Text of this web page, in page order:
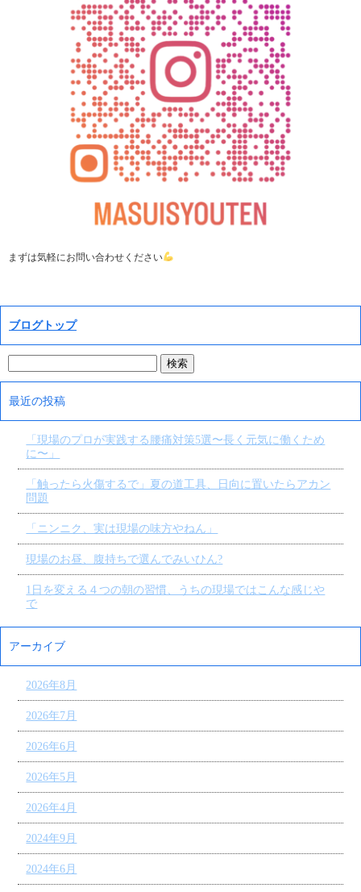
まずは気軽にお問い合わせください
ブログトップ
最近の投稿
「現場のプロが実践する腰痛対策5選〜長く元気に働くため
に〜」
「触ったら火傷するで」夏の道工具、日向に置いたらアカン
問題
「ニンニク、実は現場の味方やねん」
現場のお昼、腹持ちで選んでみいひん?
1日を変える４つの朝の習慣、うちの現場ではこんな感じや
で
アーカイブ
2026年8月
2026年7月
2026年6月
2026年5月
2026年4月
2024年9月
2024年6月